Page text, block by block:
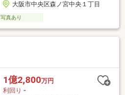
大阪市中央区森ノ宮中央１丁目
写真あり
1億2,800万円
利回り -